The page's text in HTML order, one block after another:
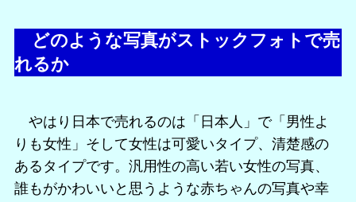
どのような写真がストックフォトで売
れるか
やはり日本で売れるのは「日本人」で「男性よ
りも女性」そして女性は可愛いタイプ、清楚感の
あるタイプです。汎用性の高い若い女性の写真、
誰もがかわいいと思うような赤ちゃんの写真や幸